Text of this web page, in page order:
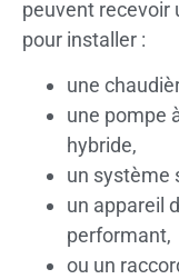
peuvent recevoir
pour installer :
une
une pompe
hybride,
un système
un appareil
performant,
ou un